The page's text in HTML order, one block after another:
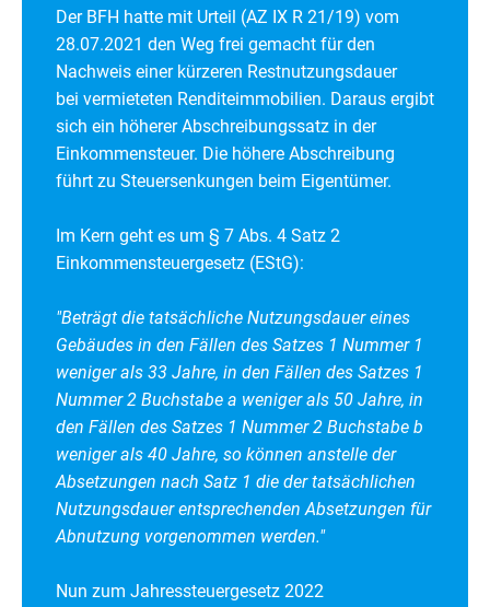
Der BFH hatte mit Urteil (AZ IX R 21/19) vom
28.07.2021 den Weg frei gemacht für den
Nachweis einer kürzeren Restnutzungsdauer
bei vermieteten Renditeimmobilien. Daraus ergibt
sich ein höherer Abschreibungssatz in der
Einkommensteuer. Die höhere Abschreibung
führt zu Steuersenkungen beim Eigentümer.
Im Kern geht es um § 7 Abs. 4 Satz 2
Einkommensteuergesetz (EStG):
"Beträgt die tatsächliche Nutzungsdauer eines
Gebäudes in den Fällen des Satzes 1 Nummer 1
weniger als 33 Jahre, in den Fällen des Satzes 1
Nummer 2 Buchstabe a weniger als 50 Jahre, in
den Fällen des Satzes 1 Nummer 2 Buchstabe b
weniger als 40 Jahre, so können anstelle der
Absetzungen nach Satz 1 die der tatsächlichen
Nutzungsdauer entsprechenden Absetzungen für
Abnutzung vorgenommen werden."
Nun zum Jahressteuergesetz 2022